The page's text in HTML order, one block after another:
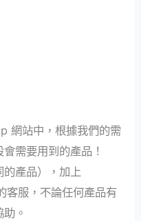
網站中，根據我們的需
需要用到的產品！
的產品），加上
服，不論任何產品有
。